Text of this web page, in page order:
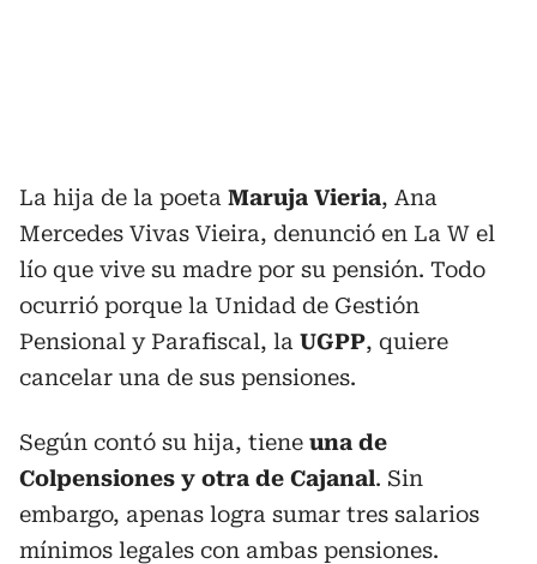
La hija de la poeta Maruja Vieria, Ana
Mercedes Vivas Vieira, denunció en La W el
lío que vive su madre por su pensión. Todo
ocurrió porque la Unidad de Gestión
Pensional y Parafiscal, la UGPP, quiere
cancelar una de sus pensiones.
Según contó su hija, tiene una de
Colpensiones y otra de Cajanal. Sin
embargo, apenas logra sumar tres salarios
mínimos legales con ambas pensiones.